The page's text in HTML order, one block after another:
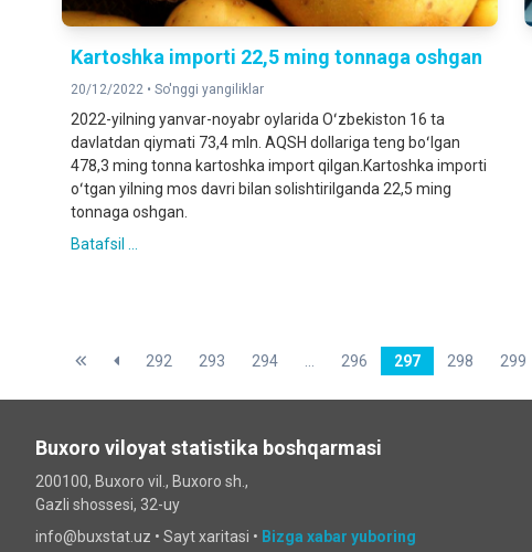
Kartoshka importi 22,5 ming tonnaga oshgan
20/12/2022 • So'nggi yangiliklar
2022-yilning yanvar-noyabr oylarida Oʻzbekiston 16 ta
davlatdan qiymati 73,4 mln. AQSH dollariga teng boʻlgan
478,3 ming tonna kartoshka import qilgan.Kartoshka importi
oʻtgan yilning mos davri bilan solishtirilganda 22,5 ming
tonnaga oshgan.
Batafsil ...
292 293 294 296 297 298 299
Buxoro viloyat statistika boshqarmasi
200100, Buxoro vil., Buxoro sh.,
Gazli shossesi, 32-uy
info@buxstat.uz • Sayt xaritasi • Bizga xabar yuboring